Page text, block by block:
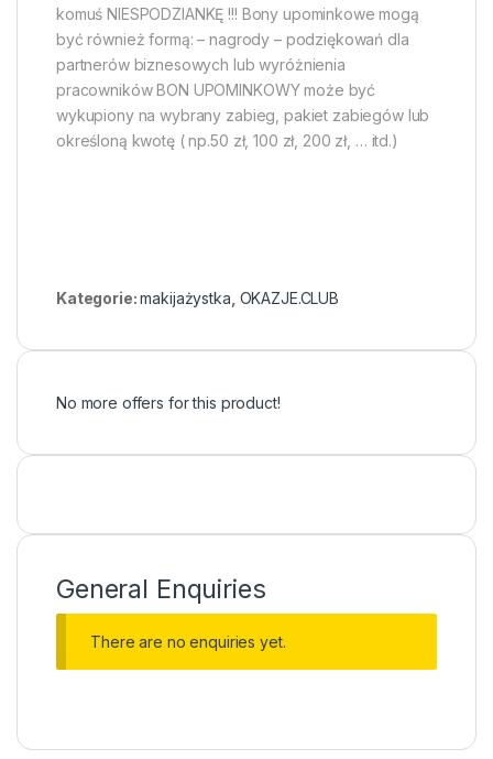
komuś NIESPODZIANKĘ !!! Bony upominkowe mogą
być również formą: – nagrody – podziękowań dla
partnerów biznesowych lub wyróżnienia
pracowników BON UPOMINKOWY może być
wykupiony na wybrany zabieg, pakiet zabiegów lub
określoną kwotę ( np.50 zł, 100 zł, 200 zł, … itd.)
Kategorie:makijażystka, OKAZJE.CLUB
No more offers for this product!
General Enquiries
There are no enquiries yet.